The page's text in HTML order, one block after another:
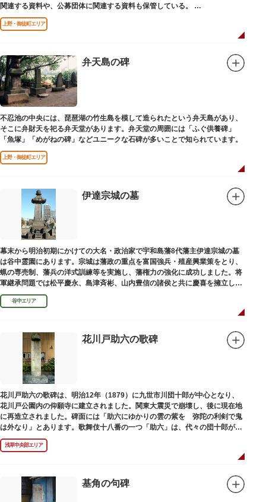
関連する資料や、公募団体に関連する資料も保管している。
（画像提供：東京都美術館）
上野・御徒町エリア
弁天島の碑
不忍池の中央には、琵琶湖の竹生島を模して造られたという弁天島があり、
そこに弁財天を祀る弁天堂があります。弁天堂の周囲には「ふぐ供養碑」
「魚塚」「めがねの碑」などユニークな石碑が多いことで知られています。
上野・御徒町エリア
伊達宗城の墓
幕末から明治初期にかけての大名・政治家で宇和島藩8代藩主伊達宗城の墓
は谷中霊園にあります。宗城は藩政の重点を富国強兵・殖産興業策をとり、
蝋の専売制、藩兵の洋式訓練等を実施し、藩権力の強化に成功しました。将
軍継承問題では松平慶永、島津斉彬、山内豊信の諸侯と共に慶喜を擁立し
（幕末の四賢候といわれます）幕政改革を志す一橋派の有力メンバーとなっ
て活躍しました。
谷中エリア
花川戸助六の歌碑
花川戸助六の歌碑は、明治12年（1879）に九世市川団十郎が中心となり、
花川戸公園内の仰願寺に建立されました。関東大震災で崩壊し、後に現在地
に再造立されました。碑面には「助六にゆかりの雲の紫を 弥陀の利剣で鬼
は外なり」とあります。歌舞伎十八番の一つ「助六」は、代々の団十郎が伝
えていますが、助六の実像は不明です。
浅草中央部エリア
基角の句碑